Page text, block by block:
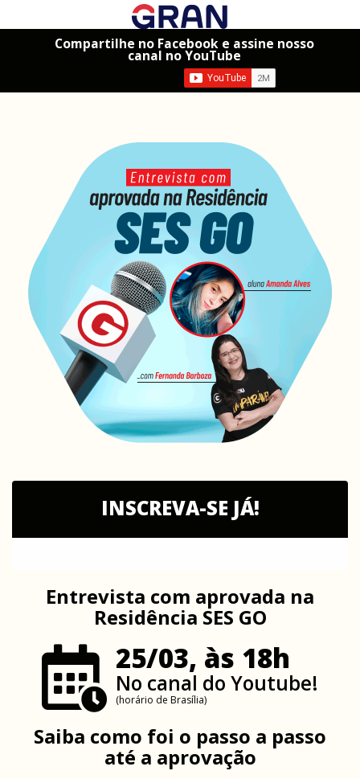
Compartilhe no Facebook e assine nosso
canal no YouTube
INSCREVA-SE JÁ!
Entrevista com aprovada na
Residência SES GO
25/03, às 18h
No canal do Youtube!
(horário de Brasília)
Saiba como foi o passo a passo
até a aprovação